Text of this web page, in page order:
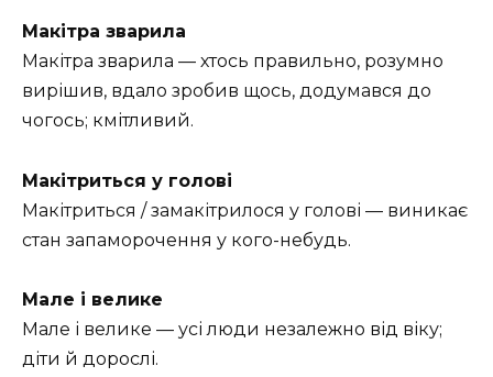
Макітра зварила
Макітра зварила — хтось правильно, розумно
вирішив, вдало зробив щось, додумався до
чогось; кмітливий.
Макітриться у голові
Макітриться / замакітрилося у голові — виникає
стан запаморочення у кого-небудь.
Мале і велике
Мале і велике — усі люди незалежно від віку;
діти й дорослі.